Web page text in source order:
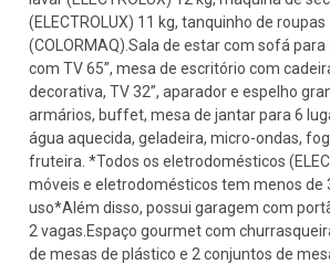
(ELECTROLUX) 11 kg, tanquinho de roupas
(COLORMAQ).Sala de estar com sofá
com TV 65”, mesa de escritório com
decorativa, TV 32”, aparador e espelho
armários, buffet, mesa de jantar para 6
água aquecida, geladeira, micro-ondas,
fruteira. *Todos os eletrodomésticos
móveis e eletrodomésticos tem menos de
uso*Além disso, possui garagem com
2 vagas.Espaço gourmet com
de mesas de plástico e 2 conjuntos de